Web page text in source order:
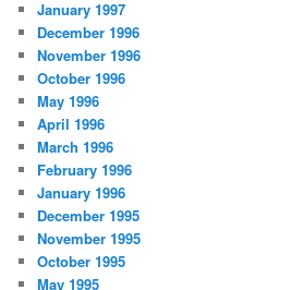
January 1997
December 1996
November 1996
October 1996
May 1996
April 1996
March 1996
February 1996
January 1996
December 1995
November 1995
October 1995
May 1995